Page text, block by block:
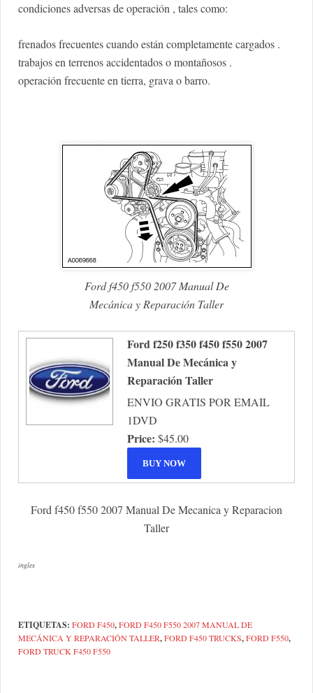
condiciones adversas de operación , tales como:
frenados frecuentes cuando están completamente cargados .
trabajos en terrenos accidentados o montañosos .
operación frecuente en tierra, grava o barro.
Ford f450 f550 2007 Manual De
Mecánica y Reparación Taller
Ford f250 f350 f450 f550 2007
Manual De Mecánica y
Reparación Taller
ENVIO GRATIS POR EMAIL
1DVD
Price: $45.00
Ford f450 f550 2007 Manual De Mecanica y Reparacion
Taller
ingles
ETIQUETAS: FORD F450,FORD F450 F550 2007 MANUAL DE
MECÁNICA Y REPARACIÓN TALLER,FORD F450 TRUCKS,FORD F550,
FORD TRUCK F450 F550